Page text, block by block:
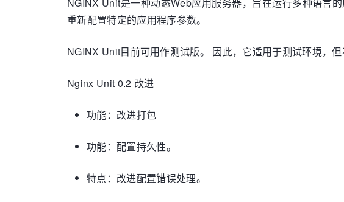
重新配置特定的应用程序参数。
NGINX Unit目前可用作测试版。 因此，它适用于测试环境，但
Nginx Unit 0.2 改进
功能：改进打包
功能：配置持久性。
特点：改进配置错误处理。